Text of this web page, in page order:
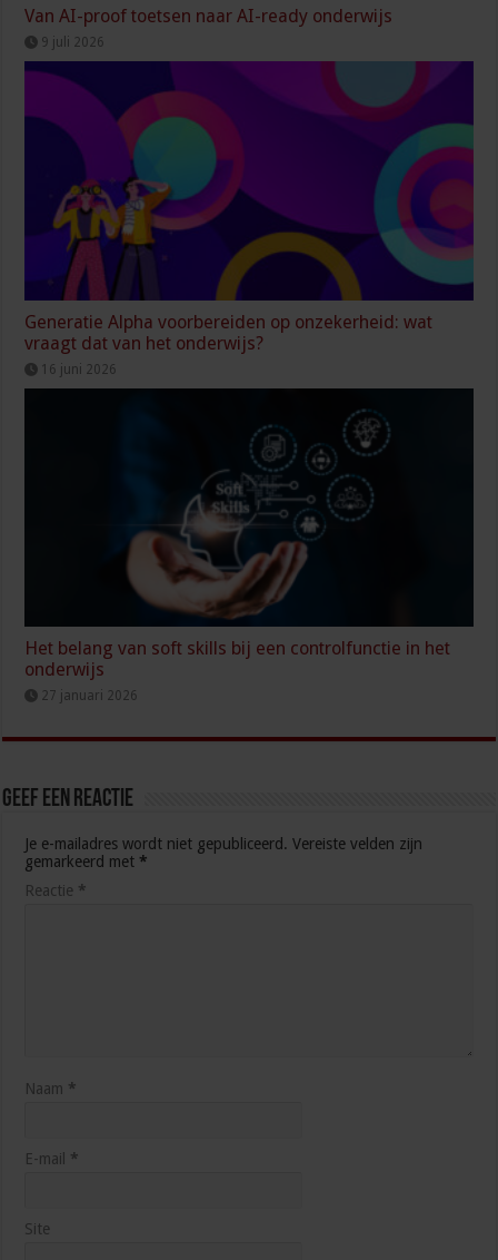
Van AI-proof toetsen naar AI-ready onderwijs
9 juli 2026
Generatie Alpha voorbereiden op onzekerheid: wat
vraagt dat van het onderwijs?
16 juni 2026
Het belang van soft skills bij een controlfunctie in het
onderwijs
27 januari 2026
Geef een reactie
Je e-mailadres wordt niet gepubliceerd. Vereiste velden zijn
gemarkeerd met *
Reactie *
Naam *
E-mail *
Site